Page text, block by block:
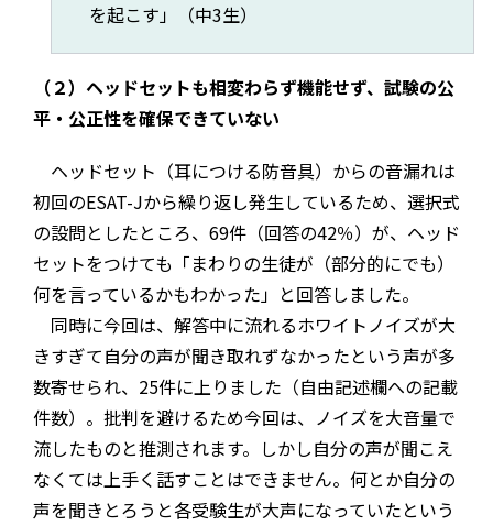
を起こす」（中3生）
（２）ヘッドセットも相変わらず機能せず、試験の公
平・公正性を確保できていない
ヘッドセット（耳につける防音具）からの音漏れは
初回のESAT-Jから繰り返し発生しているため、選択式
の設問としたところ、69件（回答の42％）が、ヘッド
セットをつけても「まわりの生徒が（部分的にでも）
何を言っているかもわかった」と回答しました。
同時に今回は、解答中に流れるホワイトノイズが大
きすぎて自分の声が聞き取れずなかったという声が多
数寄せられ、25件に上りました（自由記述欄への記載
件数）。批判を避けるため今回は、ノイズを大音量で
流したものと推測されます。しかし自分の声が聞こえ
なくては上手く話すことはできません。何とか自分の
声を聞きとろうと各受験生が大声になっていたという